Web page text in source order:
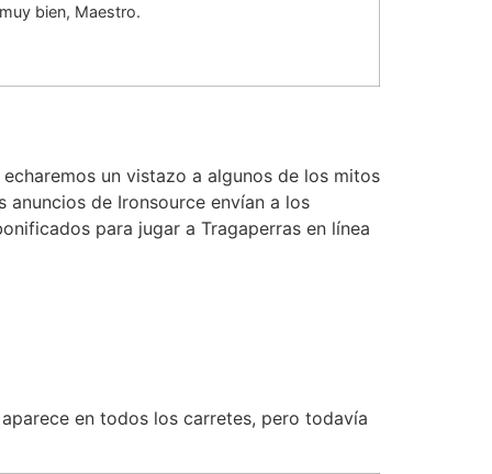
bien, Maestro.
un vistazo a algunos de los mitos
de Ironsource envían a los
para jugar a Tragaperras en línea
en todos los carretes, pero todavía